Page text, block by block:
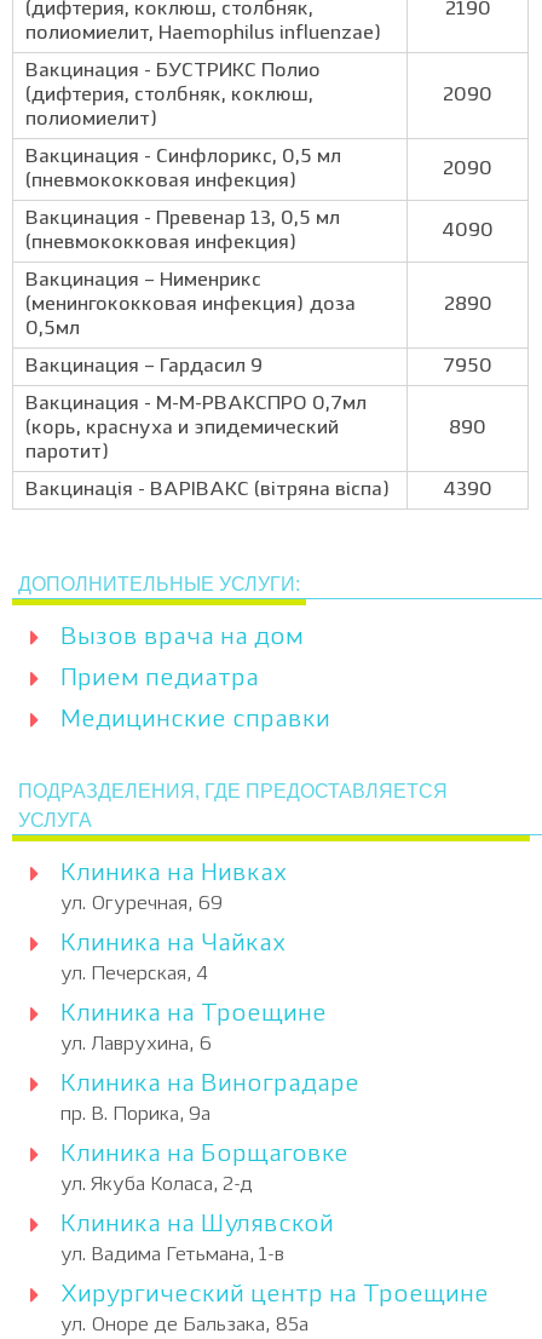
(дифтерия, коклюш, столбняк,
полиомиелит, Haemophilus influenzae)
2190
Вакцинация - БУСТРИКС Полио
(дифтерия, столбняк, коклюш,
полиомиелит)
2090
Вакцинация - Синфлорикс, 0,5 мл
(пневмококковая инфекция)
2090
Вакцинация - Превенар 13, 0,5 мл
(пневмококковая инфекция)
4090
Вакцинация – Нименрикс
(менингококковая инфекция) доза
0,5мл
2890
Вакцинация – Гардасил 9
7950
Вакцинация - М-М-РВАКСПРО 0,7мл
(корь, краснуха и эпидемический
паротит)
890
Вакцинація - ВАРІВАКС (вітряна віспа) 4390
ДОПОЛНИТЕЛЬНЫЕ УСЛУГИ:
Вызов врача на дом
Прием педиатра
Медицинские справки
ПОДРАЗДЕЛЕНИЯ, ГДЕ ПРЕДОСТАВЛЯЕТСЯ
УСЛУГА
Клиника на Нивках
ул. Огуречная, 69
Клиника на Чайках
ул. Печерская, 4
Клиника на Троещине
ул. Лаврухина, 6
Клиника на Виноградаре
пр. В. Порика, 9а
Клиника на Борщаговке
ул. Якуба Коласа, 2-д
Клиника на Шулявской
ул. Вадима Гетьмана, 1-в
Хирургический центр на Троещине
ул. Оноре де Бальзака, 85а